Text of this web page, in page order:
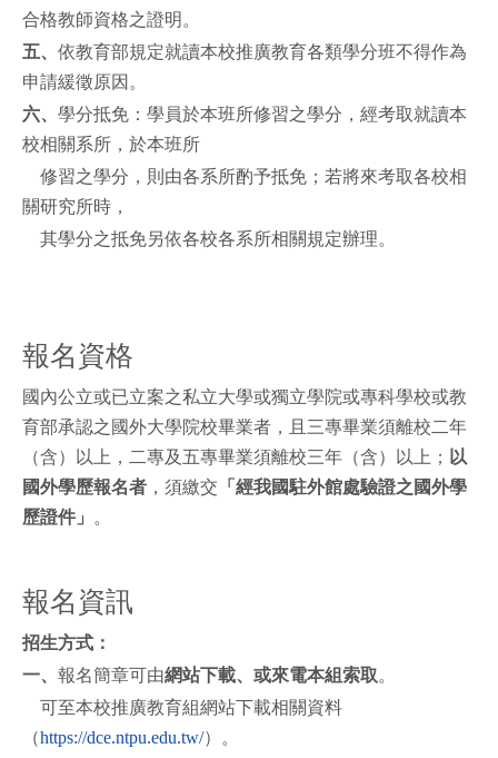
合格教師資格之證明。
五、 依教育部規定就讀本校推廣教育各類學分班不得作為
申請緩徵原因。
六、 學分抵免：學員於本班所修習之學分，經考取就讀本
校相關系所，於本班所
修習之學分，則由各系所酌予抵免；若將來考取各校相
關研究所時，
其學分之抵免另依各校各系所相關規定辦理。
報名資格
國內公立或已立案之私立大學或獨立學院或專科學校或教
育部承認之國外大學院校畢業者，且三專畢業須離校二年
（含）以上，二專及五專畢業須離校三年（含）以上； 以
國外學歷報名者 ，須繳交 「經我國駐外館處驗證之國外學
歷證件」
。
報名資訊
招生方式：
一、 報名簡章可由網站下載、或來電本組索取。
可至本校推廣教育組網站下載相關資料
（https://dce.ntpu.edu.tw/）。